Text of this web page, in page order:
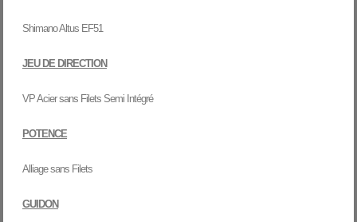
Shimano Altus EF51
JEU DE DIRECTION
VP Acier sans Filets Semi Intégré
POTENCE
Alliage sans Filets
GUIDON